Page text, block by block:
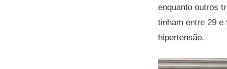
enquanto outros
tinham entre 29
hipertensão.